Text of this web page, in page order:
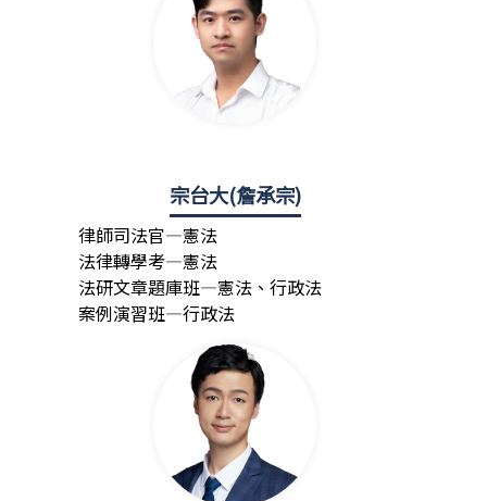
宗台大(詹承宗)
律師司法官—憲法
法律轉學考—憲法
法研文章題庫班—憲法、行政法
案例演習班—行政法